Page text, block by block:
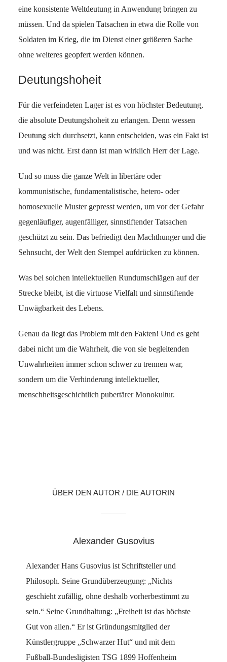
eine konsistente Weltdeutung in Anwendung bringen zu
müssen. Und da spielen Tatsachen in etwa die Rolle von
Soldaten im Krieg, die im Dienst einer größeren Sache
ohne weiteres geopfert werden können.
Deutungshoheit
Für die verfeindeten Lager ist es von höchster Bedeutung,
die absolute Deutungshoheit zu erlangen. Denn wessen
Deutung sich durchsetzt, kann entscheiden, was ein Fakt ist
und was nicht. Erst dann ist man wirklich Herr der Lage.
Und so muss die ganze Welt in libertäre oder
kommunistische, fundamentalistische, hetero- oder
homosexuelle Muster gepresst werden, um vor der Gefahr
gegenläufiger, augenfälliger, sinnstiftender Tatsachen
geschützt zu sein. Das befriedigt den Machthunger und die
Sehnsucht, der Welt den Stempel aufdrücken zu können.
Was bei solchen intellektuellen Rundumschlägen auf der
Strecke bleibt, ist die virtuose Vielfalt und sinnstiftende
Unwägbarkeit des Lebens.
Genau da liegt das Problem mit den Fakten! Und es geht
dabei nicht um die Wahrheit, die von sie begleitenden
Unwahrheiten immer schon schwer zu trennen war,
sondern um die Verhinderung intellektueller,
menschheitsgeschichtlich pubertärer Monokultur.
ÜBER DEN AUTOR / DIE AUTORIN
Alexander Gusovius
Alexander Hans Gusovius ist Schriftsteller und
Philosoph. Seine Grundüberzeugung: „Nichts
geschieht zufällig, ohne deshalb vorherbestimmt zu
sein.“ Seine Grundhaltung: „Freiheit ist das höchste
Gut von allen.“ Er ist Gründungsmitglied der
Künstlergruppe „Schwarzer Hut“ und mit dem
Fußball-Bundesligisten TSG 1899 Hoffenheim